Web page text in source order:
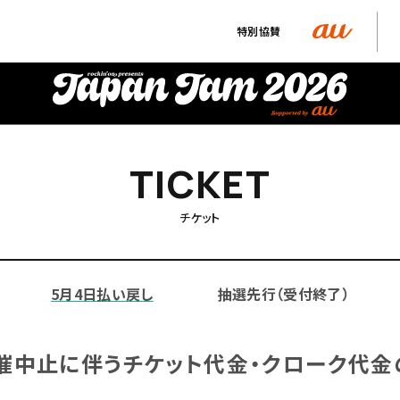
特別協賛
TICKET
TICKET
チケット
5月4日払い戻し 抽選先行（受付終了）
中止に伴うチケット代金・クローク代